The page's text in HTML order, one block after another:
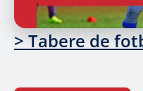
> Tabere de